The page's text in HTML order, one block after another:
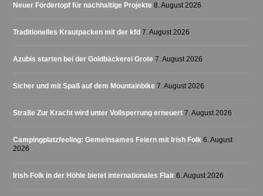
Neuer Fördertopf für nachhaltige Projekte 8. August 2026
Traditionelles Krautpacken mit der kfd 7. August 2026
Azubis starten bei der Goldbäckerei Grote 7. August 2026
Sicher und mit Spaß auf dem Mountainbike 7. August 2026
Straße Zur Kracht wird unter Vollsperrung erneuert 7. August 2026
Campingplatzfeeling: Gemeinsames Feiern mit Irish Folk 6. August
2026
Irish-Folk in der Höhle bietet internationales Flair 6. August 2026